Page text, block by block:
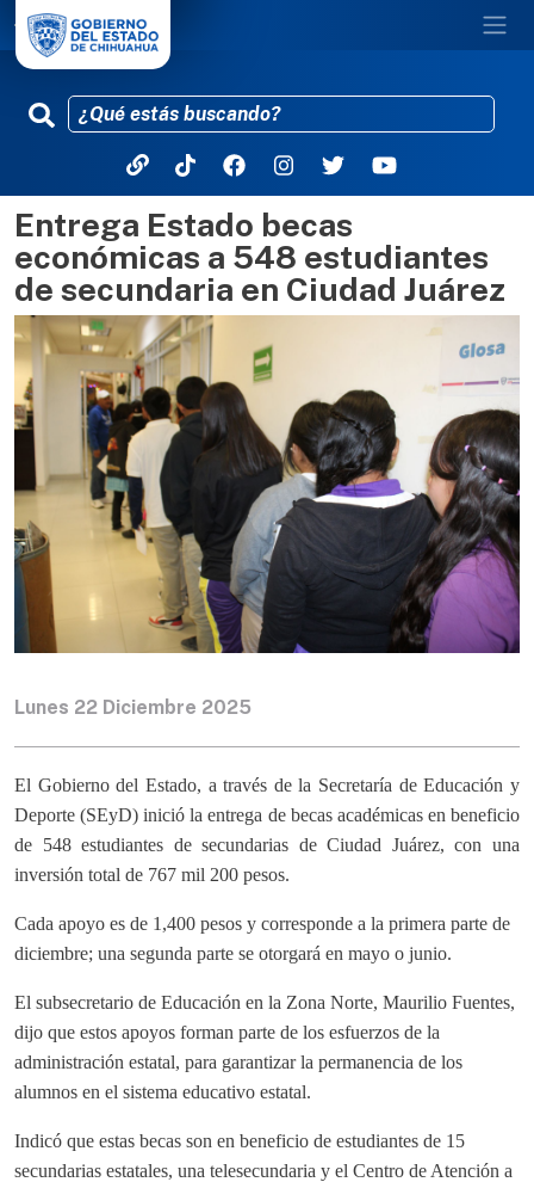
Pasar al contenido principal
Entrega Estado becas
económicas a 548 estudiantes
de secundaria en Ciudad Juárez
Lunes 22 Diciembre 2025
El Gobierno del Estado, a través de la Secretaría de Educación y
Deporte (SEyD) inició la entrega de becas académicas en beneficio
de 548 estudiantes de secundarias de Ciudad Juárez, con una
inversión total de 767 mil 200 pesos.
Cada apoyo es de 1,400 pesos y corresponde a la primera parte de
diciembre; una segunda parte se otorgará en mayo o junio.
El subsecretario de Educación en la Zona Norte, Maurilio Fuentes,
dijo que estos apoyos forman parte de los esfuerzos de la
administración estatal, para garantizar la permanencia de los
alumnos en el sistema educativo estatal.
Indicó que estas becas son en beneficio de estudiantes de 15
secundarias estatales, una telesecundaria y el Centro de Atención a